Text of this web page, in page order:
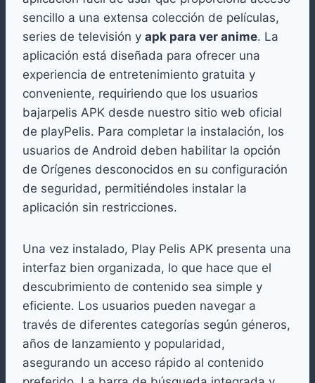
sencillo a una extensa colección de películas,
series de televisión y apk para ver anime. La
aplicación está diseñada para ofrecer una
experiencia de entretenimiento gratuita y
conveniente, requiriendo que los usuarios
bajarpelis APK desde nuestro sitio web oficial
de playPelis. Para completar la instalación, los
usuarios de Android deben habilitar la opción
de Orígenes desconocidos en su configuración
de seguridad, permitiéndoles instalar la
aplicación sin restricciones.
Una vez instalado, Play Pelis APK presenta una
interfaz bien organizada, lo que hace que el
descubrimiento de contenido sea simple y
eficiente. Los usuarios pueden navegar a
través de diferentes categorías según géneros,
años de lanzamiento y popularidad,
asegurando un acceso rápido al contenido